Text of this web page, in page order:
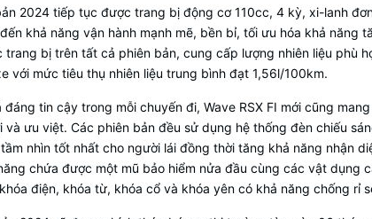
2024 tiếp tục được trang bị động cơ 110cc, 4 kỳ, xi-lanh
khả năng vận hành mạnh mẽ, bền bỉ, tối ưu hóa khả
trang bị trên tất cả phiên bản, cung cấp lượng nhiên liệu phù
với mức tiêu thụ nhiên liệu trung bình đạt 1,56l/100km.
tin cậy trong mỗi chuyến đi, Wave RSX FI mới cũng
và ưu việt. Các phiên bản đều sử dụng hệ thống đèn chiếu
nhìn tốt nhất cho người lái đồng thời tăng khả năng nhận
chứa được một mũ bảo hiểm nửa đầu cùng các vật dụng
điện, khóa từ, khóa cổ và khóa yên có khả năng chống rỉ